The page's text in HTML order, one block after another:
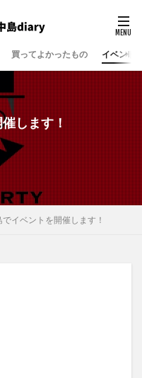
買ってよかったもの イベント
します！
イベントを開催します！